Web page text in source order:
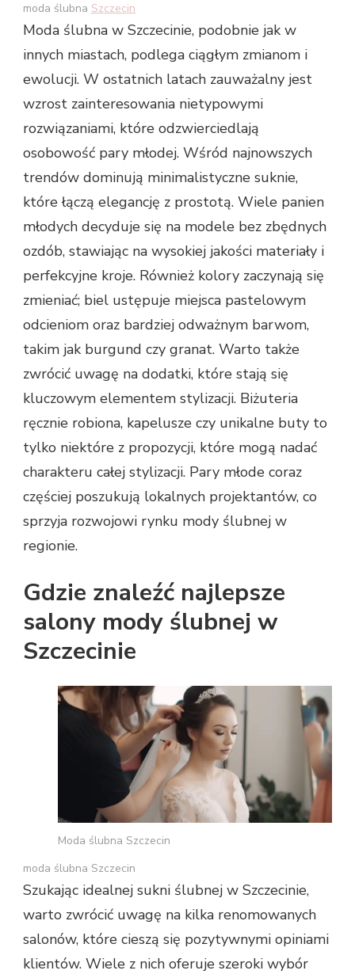
moda ślubna Szczecin
Moda ślubna w Szczecinie, podobnie jak w
innych miastach, podlega ciągłym zmianom i
ewolucji. W ostatnich latach zauważalny jest
wzrost zainteresowania nietypowymi
rozwiązaniami, które odzwierciedlają
osobowość pary młodej. Wśród najnowszych
trendów dominują minimalistyczne suknie,
które łączą elegancję z prostotą. Wiele panien
młodych decyduje się na modele bez zbędnych
ozdób, stawiając na wysokiej jakości materiały i
perfekcyjne kroje. Również kolory zaczynają się
zmieniać; biel ustępuje miejsca pastelowym
odcieniom oraz bardziej odważnym barwom,
takim jak burgund czy granat. Warto także
zwrócić uwagę na dodatki, które stają się
kluczowym elementem stylizacji. Biżuteria
ręcznie robiona, kapelusze czy unikalne buty to
tylko niektóre z propozycji, które mogą nadać
charakteru całej stylizacji. Pary młode coraz
częściej poszukują lokalnych projektantów, co
sprzyja rozwojowi rynku mody ślubnej w
regionie.
Gdzie znaleźć najlepsze
salony mody ślubnej w
Szczecinie
Moda ślubna Szczecin
moda ślubna Szczecin
Szukając idealnej sukni ślubnej w Szczecinie,
warto zwrócić uwagę na kilka renomowanych
salonów, które cieszą się pozytywnymi opiniami
klientów. Wiele z nich oferuje szeroki wybór